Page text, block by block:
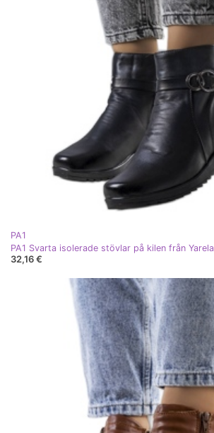
PA1
PA1 Svarta isolerade stövlar på kilen från Yarela
32,16 €